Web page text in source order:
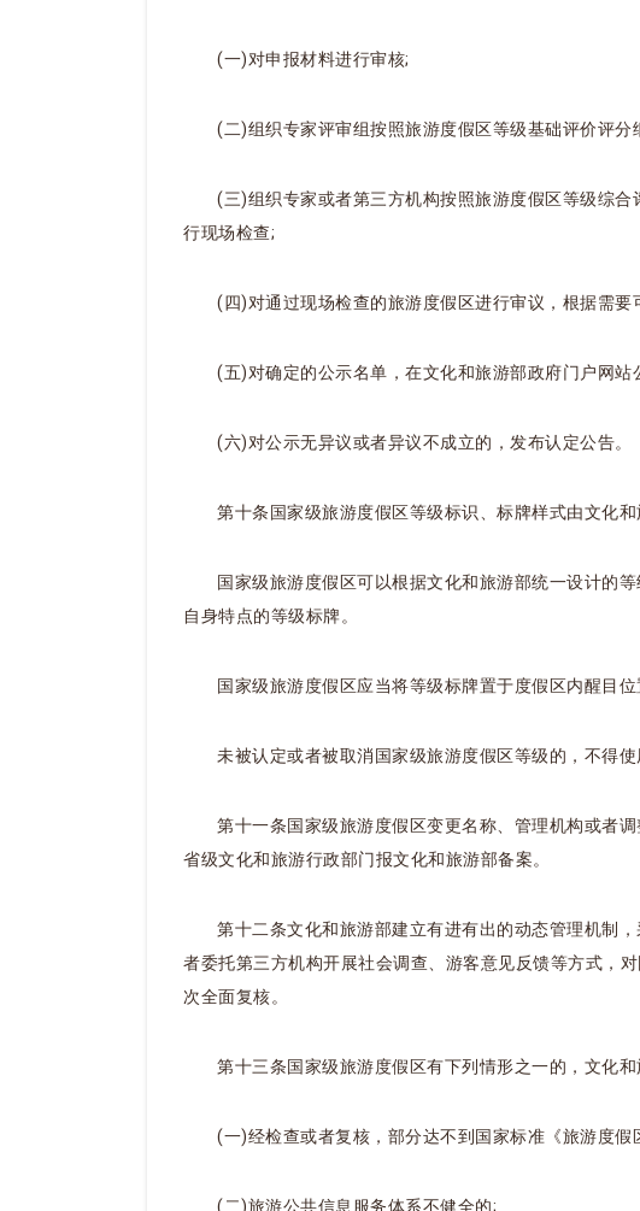
(一)对申报材料进行审核;
(二)组织专家评审组按照旅游度假区等级基础评价评
(三)组织专家或者第三方机构按照旅游度假区等级综
行现场检查;
(四)对通过现场检查的旅游度假区进行审议，根据需要
(五)对确定的公示名单，在文化和旅游部政府门户网站
(六)对公示无异议或者异议不成立的，发布认定公告。
第十条国家级旅游度假区等级标识、标牌样式由文化和
国家级旅游度假区可以根据文化和旅游部统一设计的
自身特点的等级标牌。
国家级旅游度假区应当将等级标牌置于度假区内醒目
未被认定或者被取消国家级旅游度假区等级的，不得使
第十一条国家级旅游度假区变更名称、管理机构或者
省级文化和旅游行政部门报文化和旅游部备案。
第十二条文化和旅游部建立有进有出的动态管理机制
者委托第三方机构开展社会调查、游客意见反馈等方式，
次全面复核。
第十三条国家级旅游度假区有下列情形之一的，文化
(一)经检查或者复核，部分达不到国家标准《旅游度
(二)旅游公共信息服务体系不健全的;